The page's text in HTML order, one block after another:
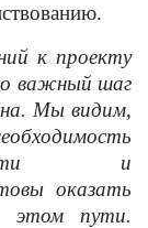
к проекту
важный шаг
Мы видим,
и
оказать
этом пути.